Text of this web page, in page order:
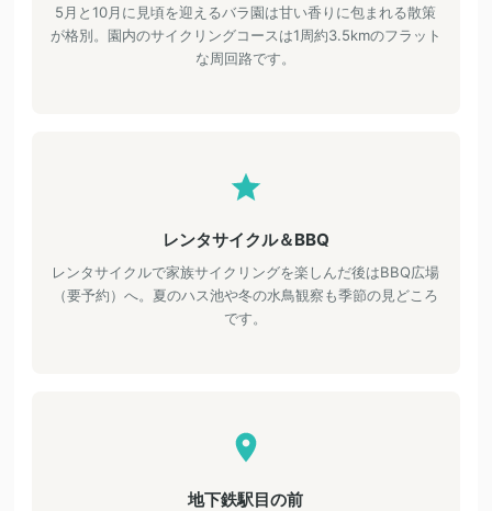
5月と10月に見頃を迎えるバラ園は甘い香りに包まれる散策
が格別。園内のサイクリングコースは1周約3.5kmのフラット
な周回路です。
レンタサイクル＆BBQ
レンタサイクルで家族サイクリングを楽しんだ後はBBQ広場
（要予約）へ。夏のハス池や冬の水鳥観察も季節の見どころ
です。
地下鉄駅目の前